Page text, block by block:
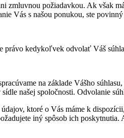
zmluvnou požiadavkou. Ak však
Vás s našou ponukou, ste
kedykoľvek odvolať Váš
na základe Vášho
našej spoločnosti. Odvolanie
ktoré o Vás máme k
iný spôsob ich